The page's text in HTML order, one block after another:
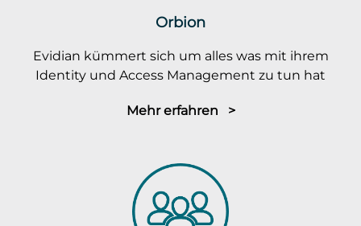
Orbion
Evidian kümmert sich um alles was mit ihrem
Identity und Access Management zu tun hat
Mehr erfahren >